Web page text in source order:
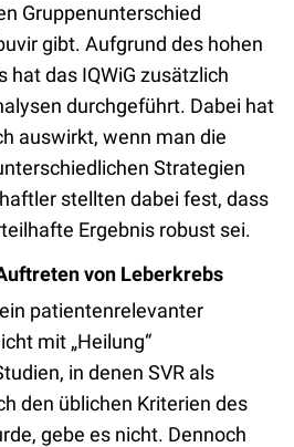
Gruppenunterschied
gibt. Aufgrund des hohen
hat das IQWiG zusätzlich
durchgeführt. Dabei hat
auswirkt, wenn man die
Strategien
stellten dabei fest, dass
Ergebnis robust sei.
von Leberkrebs
patientenrelevanter
mit „Heilung“
in denen SVR als
den üblichen Kriterien des
gebe es nicht. Dennoch